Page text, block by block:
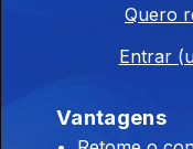
Este
Quero
Entrar
Vantagens